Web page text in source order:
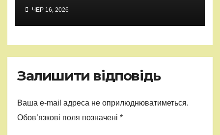
ЧЕР 16, 2026
Залишити відповідь
Ваша e-mail адреса не оприлюднюватиметься.
Обов’язкові поля позначені *